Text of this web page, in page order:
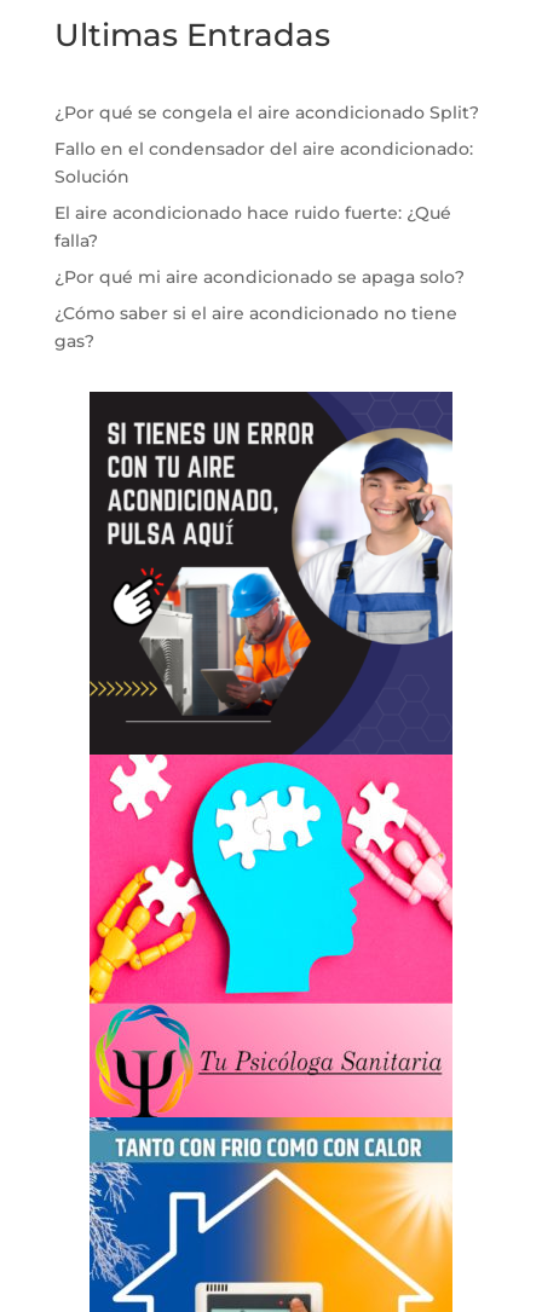
Ultimas Entradas
¿Por qué se congela el aire acondicionado Split?
Fallo en el condensador del aire acondicionado:
Solución
El aire acondicionado hace ruido fuerte: ¿Qué
falla?
¿Por qué mi aire acondicionado se apaga solo?
¿Cómo saber si el aire acondicionado no tiene
gas?